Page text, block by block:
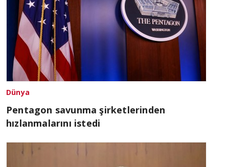
Dünya
Pentagon savunma şirketlerinden
hızlanmalarını istedi